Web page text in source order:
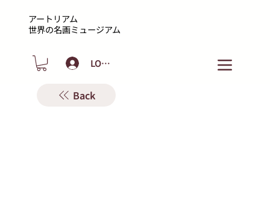
アートリアム
​世界の名画ミュージアム
LOGIN
Back